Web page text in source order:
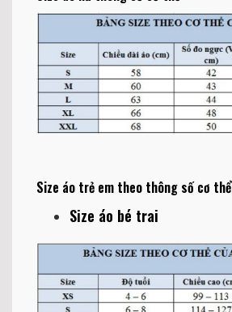
Size áo trẻ em theo thông số cơ thể
Size áo bé trai